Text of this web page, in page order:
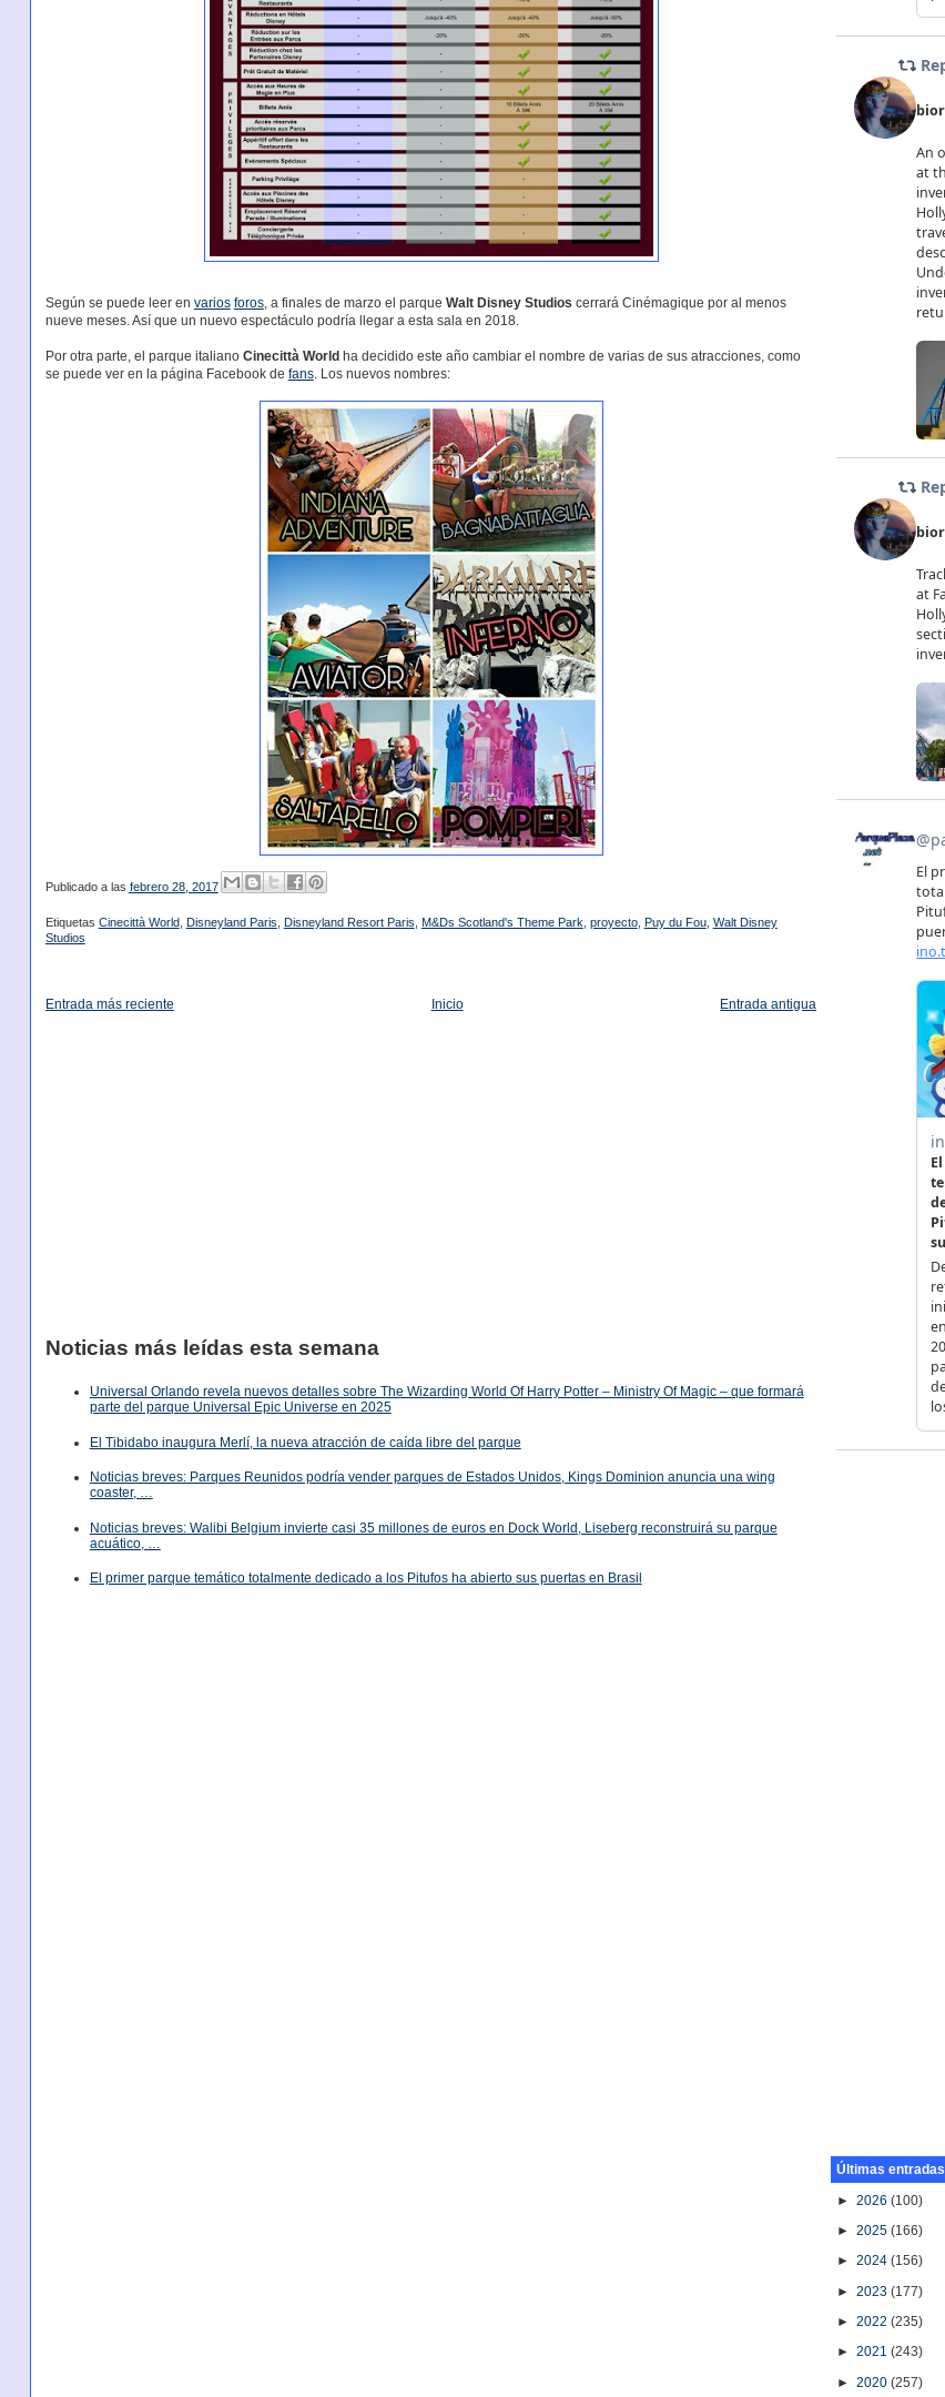
Según se puede leer en varios foros, a finales de marzo el parque Walt Disney Studios cerrará Cinémagique por al menos
nueve meses. Así que un nuevo espectáculo podría llegar a esta sala en 2018.
Por otra parte, el parque italiano Cinecittà World ha decidido este año cambiar el nombre de varias de sus atracciones, como
se puede ver en la página Facebook de fans. Los nuevos nombres:
Publicado a las febrero 28, 2017
Etiquetas Cinecittà World, Disneyland Paris Disneyland Resort Paris M&Ds Scotland's Theme Park proyecto, Puy du Fou, Walt Disney
Studios
Entrada más reciente Entrada antigua
Inicio
Noticias más leídas esta semana
Universal Orlando revela nuevos detalles sobre The Wizarding World Of Harry Potter – Ministry Of Magic – que formará
parte del parque Universal Epic Universe en 2025
El Tibidabo inaugura Merlí, la nueva atracción de caída libre del parque
Noticias breves: Parques Reunidos podría vender parques de Estados Unidos, Kings Dominion anuncia una wing
coaster, …
Noticias breves: Walibi Belgium invierte casi 35 millones de euros en Dock World, Liseberg reconstruirá su parque
acuático, …
El primer parque temático totalmente dedicado a los Pitufos ha abierto sus puertas en Brasil
Últimas entradas
►2026(100)
►2025(166)
►2024(156)
►2023(177)
►2022(235)
►2021(243)
►2020(257)